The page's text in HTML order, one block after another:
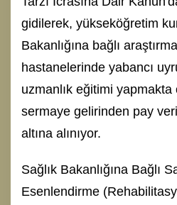
gidilerek, yükseköğretim
Bakanlığına bağlı
hastanelerinde yabancı
uzmanlık eğitimi
sermaye gelirinden pay
altına alınıyor.
Sağlık Bakanlığına Bağlı
Esenlendirme